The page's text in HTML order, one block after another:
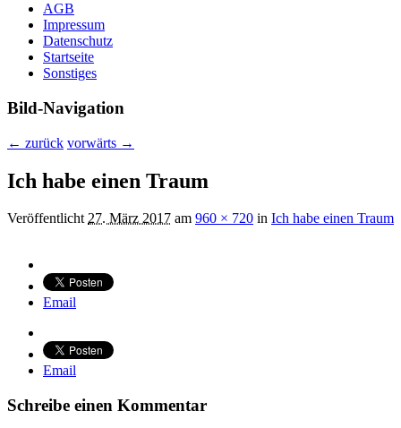
AGB
Impressum
Datenschutz
Startseite
Sonstiges
Bild-Navigation
← zurück vorwärts →
Ich habe einen Traum
Veröffentlicht27. März 2017 am 960 × 720 in Ich habe einen Traum
Email
Email
Schreibe einen Kommentar